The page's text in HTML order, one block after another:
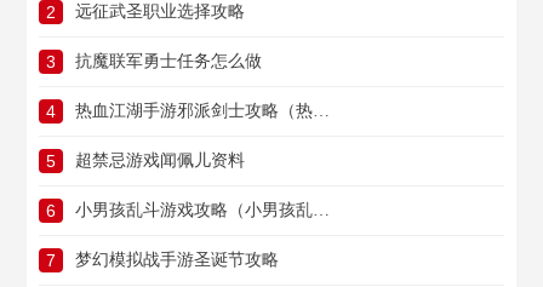
2 远征武圣职业选择攻略
3 抗魔联军勇士任务怎么做
4 热血江湖手游邪派剑士攻略（热血江湖手游邪派剑士攻略图）
5 超禁忌游戏闻佩儿资料
6 小男孩乱斗游戏攻略（小男孩乱斗游戏攻略视频）
7 梦幻模拟战手游圣诞节攻略